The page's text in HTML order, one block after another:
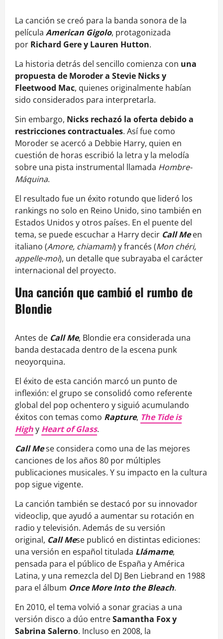
La canción se creó para la banda sonora de la
película American Gigolo, protagonizada
por Richard Gere y Lauren Hutton.
La historia detrás del sencillo comienza con una
propuesta de Moroder a Stevie Nicks y
Fleetwood Mac, quienes originalmente habían
sido considerados para interpretarla.
Sin embargo, Nicks rechazó la oferta debido a
restricciones contractuales. Así fue como
Moroder se acercó a Debbie Harry, quien en
cuestión de horas escribió la letra y la melodía
sobre una pista instrumental llamada Hombre-
Máquina.
El resultado fue un éxito rotundo que lideró los
rankings no solo en Reino Unido, sino también en
Estados Unidos y otros países. En el puente del
tema, se puede escuchar a Harry decir Call Meen
italiano (Amore, chiamami) y francés (Mon chéri,
appelle-moi), un detalle que subrayaba el carácter
internacional del proyecto.
Una canción que cambió el rumbo de
Blondie
Antes de Call Me, Blondie era considerada una
banda destacada dentro de la escena punk
neoyorquina.
El éxito de esta canción marcó un punto de
inflexión: el grupo se consolidó como referente
global del pop ochentero y siguió acumulando
éxitos con temas como Rapture, The Tide is
Highy Heart of Glass.
Call Mese considera como una de las mejores
canciones de los años 80 por múltiples
publicaciones musicales. Y su impacto en la cultura
pop sigue vigente.
La canción también se destacó por su innovador
videoclip, que ayudó a aumentar su rotación en
radio y televisión. Además de su versión
original, Call Mese publicó en distintas ediciones:
una versión en español titulada Llámame,
pensada para el público de España y América
Latina, y una remezcla del DJ Ben Liebrand en 1988
para el álbum Once More Into the Bleach.
En 2010, el tema volvió a sonar gracias a una
versión disco a dúo entreSamantha Fox y
Sabrina Salerno. Incluso en 2008, la